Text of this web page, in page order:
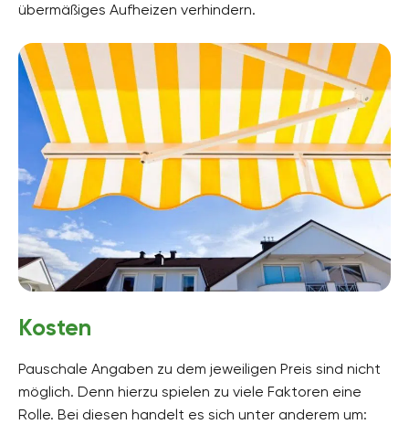
übermäßiges Aufheizen verhindern.
Kosten
Pauschale Angaben zu dem jeweiligen Preis sind nicht
möglich. Denn hierzu spielen zu viele Faktoren eine
Rolle. Bei diesen handelt es sich unter anderem um: